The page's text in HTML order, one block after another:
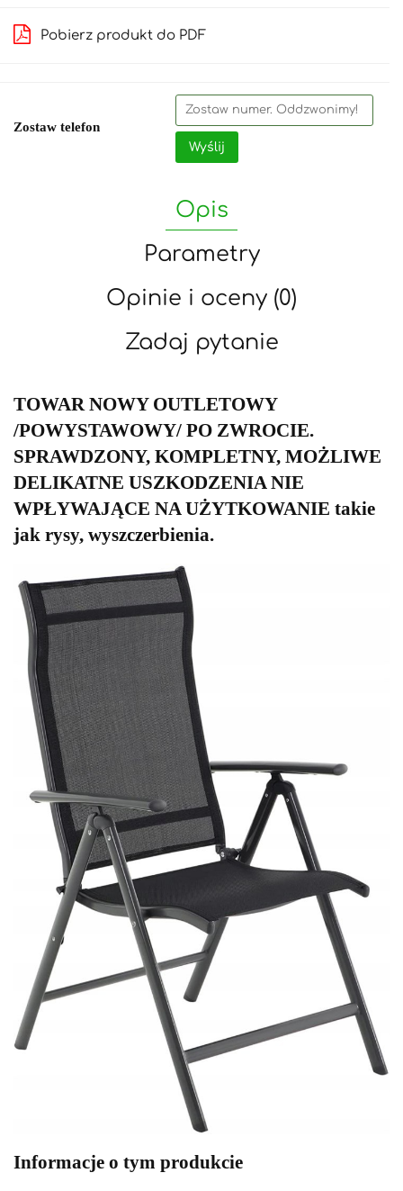
Pobierz produkt do PDF
Zostaw telefon
Wyślij
Opis
Parametry
Opinie i oceny (0)
Zadaj pytanie
TOWAR NOWY OUTLETOWY
/POWYSTAWOWY/ PO ZWROCIE.
SPRAWDZONY, KOMPLETNY, MOŻLIWE
DELIKATNE USZKODZENIA NIE
WPŁYWAJĄCE NA UŻYTKOWANIE takie
jak rysy, wyszczerbienia.
Informacje o tym produkcie